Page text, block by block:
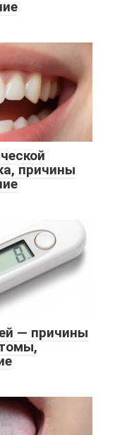
причины
— причины